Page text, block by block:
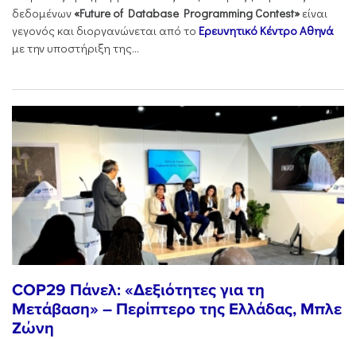
δεδομένων«Future of Database Programming Contest»είναι
γεγονός και διοργανώνεται από το Ερευνητικό Κέντρο Αθηνά
με την υποστήριξη της...
COP29 Πάνελ: «Δεξιότητες για τη
Μετάβαση» – Περίπτερο της Ελλάδας, Μπλε
Ζώνη